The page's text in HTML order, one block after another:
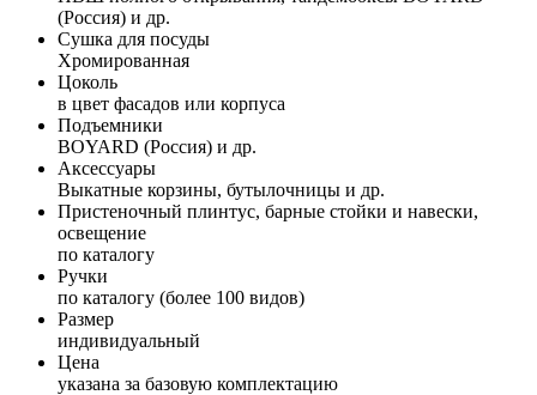
(Россия) и др.
Сушка для посуды
Хромированная
Цоколь
в цвет фасадов или корпуса
Подъемники
BOYARD (Россия) и др.
Аксессуары
Выкатные корзины, бутылочницы и др.
Пристеночный плинтус, барные стойки и навески,
освещение
по каталогу
Ручки
по каталогу (более 100 видов)
Размер
индивидуальный
Цена
указана за базовую комплектацию